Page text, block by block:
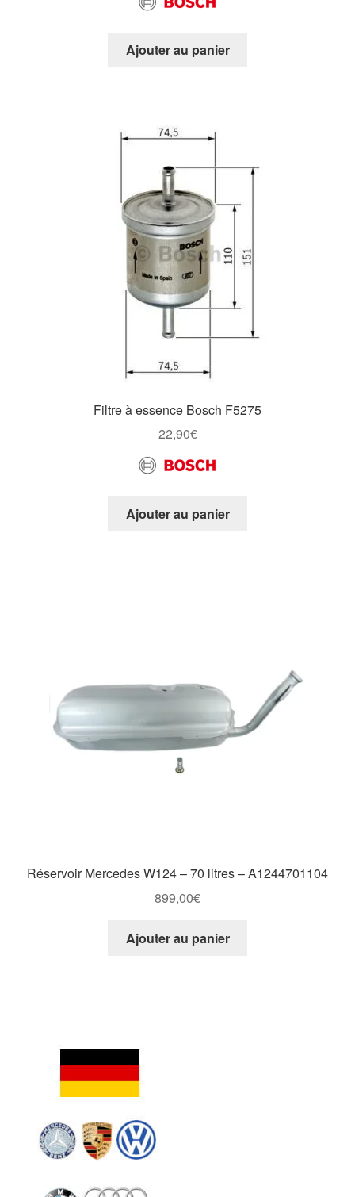
Ajouter au panier
Filtre à essence Bosch F5275
22,90€
Ajouter au panier
Réservoir Mercedes W124 – 70 litres – A1244701104
899,00€
Ajouter au panier